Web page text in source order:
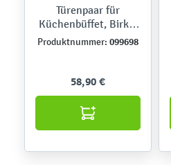
Türenpaar für
Küchenbüffet, Birke,
Knaufgriffe
Produktnummer: 099698
58,90 €